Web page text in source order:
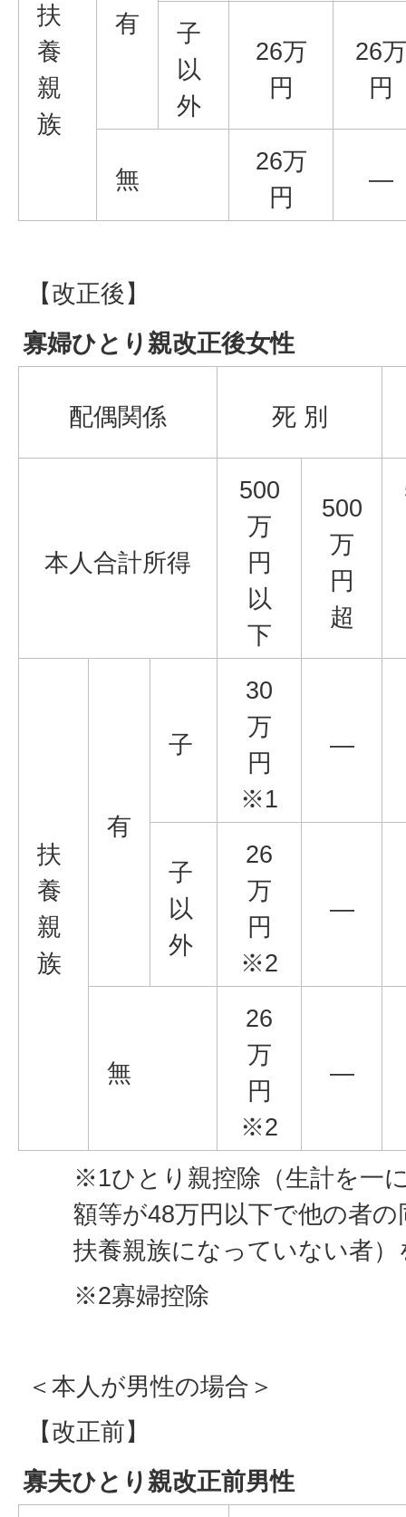
扶
養
親
族
有
子
以
外
26万
円
26万
円
無
26万
円
―
【改正後】
寡婦ひとり親改正後女性
配偶関係 死 別
本人合計所得
500
万
円
以
下
500
万
円
超
扶
養
親
族
有
子
30
万
円
※1
―
子
以
外
26
万
円
※2
―
無
26
万
円
※2
―
※1ひとり親控除（生計を一
額等が48万円以下で他の者
扶養親族になっていない者
※2寡婦控除
＜本人が男性の場合＞
【改正前】
寡夫ひとり親改正前男性